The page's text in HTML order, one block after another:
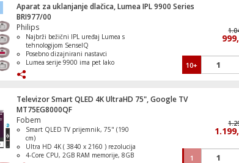
Aparat za uklanjanje dlačica, Lumea IPL 9900 Series
BRI977/00
Philips
Najbrži bežični IPL uređaj Lumea s
tehnologijom SenseIQ
Posebno dizajnirani nastavci
Lumea serije 9900 ima pet lako
Nježan tretman, čak i na osjetljivim
područjima
SmartSkin detektira vašu nijansu
kože
10+
Televizor Smart QLED 4K UltraHD 75", Google TV
MT75EG8000QF
Fobem
Smart QLED TV prijemnik, 75" (190
cm)
Ultra HD 4K ( 3840 x 2160 ) rezolucija
4-Core CPU, 2GB RAM memorije, 8GB
1
Frižider/zamrzivač, ukupna zapremina
Mikser ručni, 345W, 5 brzina
Usisavač sa posudom, vodena filtracija,